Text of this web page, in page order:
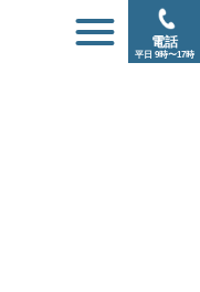
電話
平日 9時〜17時